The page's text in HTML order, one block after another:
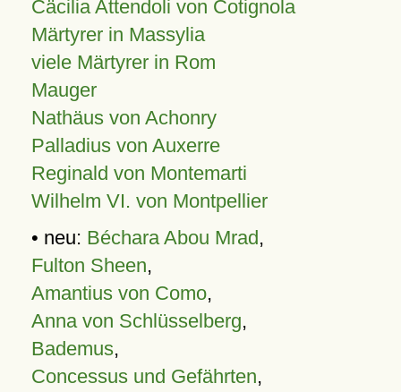
Cäcilia Attendoli von Cotignola
Märtyrer in Massylia
viele Märtyrer in Rom
Mauger
Nathäus von Achonry
Palladius von Auxerre
Reginald von Montemarti
Wilhelm VI. von Montpellier
• neu: Béchara Abou Mrad,
Fulton Sheen,
Amantius von Como,
Anna von Schlüsselberg,
Bademus,
Concessus und Gefährten,